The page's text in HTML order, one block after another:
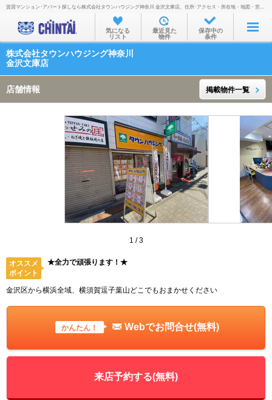
お部屋を探す
沿線・駅から
通勤通学時間から
物件特集から
不動産会社から
TOP
賃貸マンション･アパート探しなら株式会社タウンハウジング神奈川 金沢文庫店。住所･アクセス・所在地・地図・営業時間・定休日・電話番号などを掲載。
気になる
リスト
最近見た
物件
保存中の
条件
株式会社タウンハウジング神奈川
金沢文庫店
店舗情報 掲載物件一覧
1 /3
オススメ
ポイント
★全力で頑張ります！★
金沢区から横浜全域、横須賀逗子葉山どこでもおまかせください
かんたん！ Webでお問合せ(無料)
来店予約する(無料)